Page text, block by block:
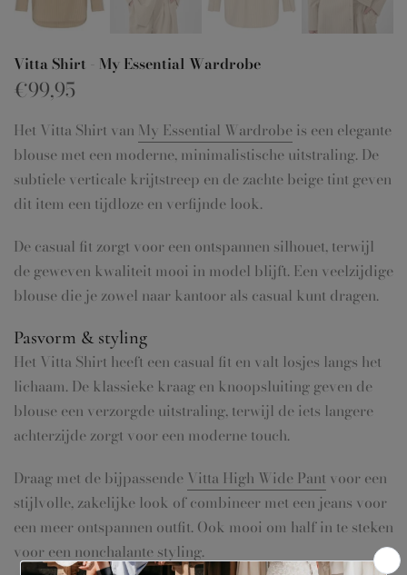
Vitta Shirt - My Essential Wardrobe
€99,95
Het Vitta Shirt van My Essential Wardrobe is een elegante
blouse met een moderne, minimalistische uitstraling. De
subtiele verticale krijtstreep en de zachte beige tint geven
dit item een tijdloze en verfijnde look.
De casual fit zorgt voor een ontspannen silhouet, terwijl
de geweven kwaliteit mooi in model blijft. Een veelzijdige
blouse die je zowel naar kantoor als casual kunt dragen.
Pasvorm & styling
Het Vitta Shirt heeft een casual fit en valt losjes langs het
lichaam. De klassieke kraag en knoopsluiting geven de
blouse een verzorgde uitstraling, terwijl de iets langere
achterzijde zorgt voor een moderne touch.
Draag met de bijpassende Vitta High Wide Pant voor een
stijlvolle, zakelijke look of combineer met een jeans voor
een meer ontspannen outfit. Ook mooi om half in te steken
voor een nonchalante styling.